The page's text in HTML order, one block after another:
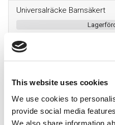
This website uses cookies
We use cookies to
provide social media
We also share information
Universalräcke Barnsäkert
Tillval
För att ytterligare öka både
Sparklist